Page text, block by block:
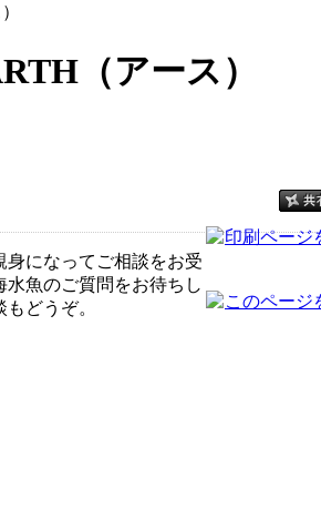
（アース）
になってご相談をお受
魚のご質問をお待ちし
どうぞ。